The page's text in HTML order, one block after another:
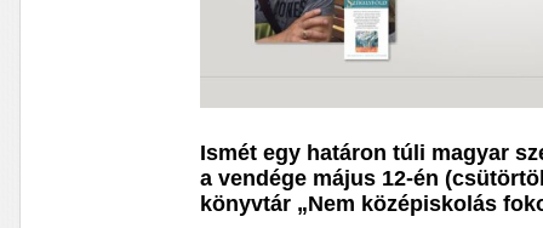
Ismét egy határon túli magyar
a vendége május 12-én
könyvtár „Nem középiskolás